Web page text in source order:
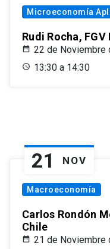
Microeconomía
Rudi Rocha, FGV
22 de Noviembre
13:30 a 14:30
21 NOV
Macroeconomía
Carlos Rondón
Chile
21 de Noviembre